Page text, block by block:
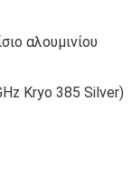
αλουμινίου
Kryo 385 Silver)